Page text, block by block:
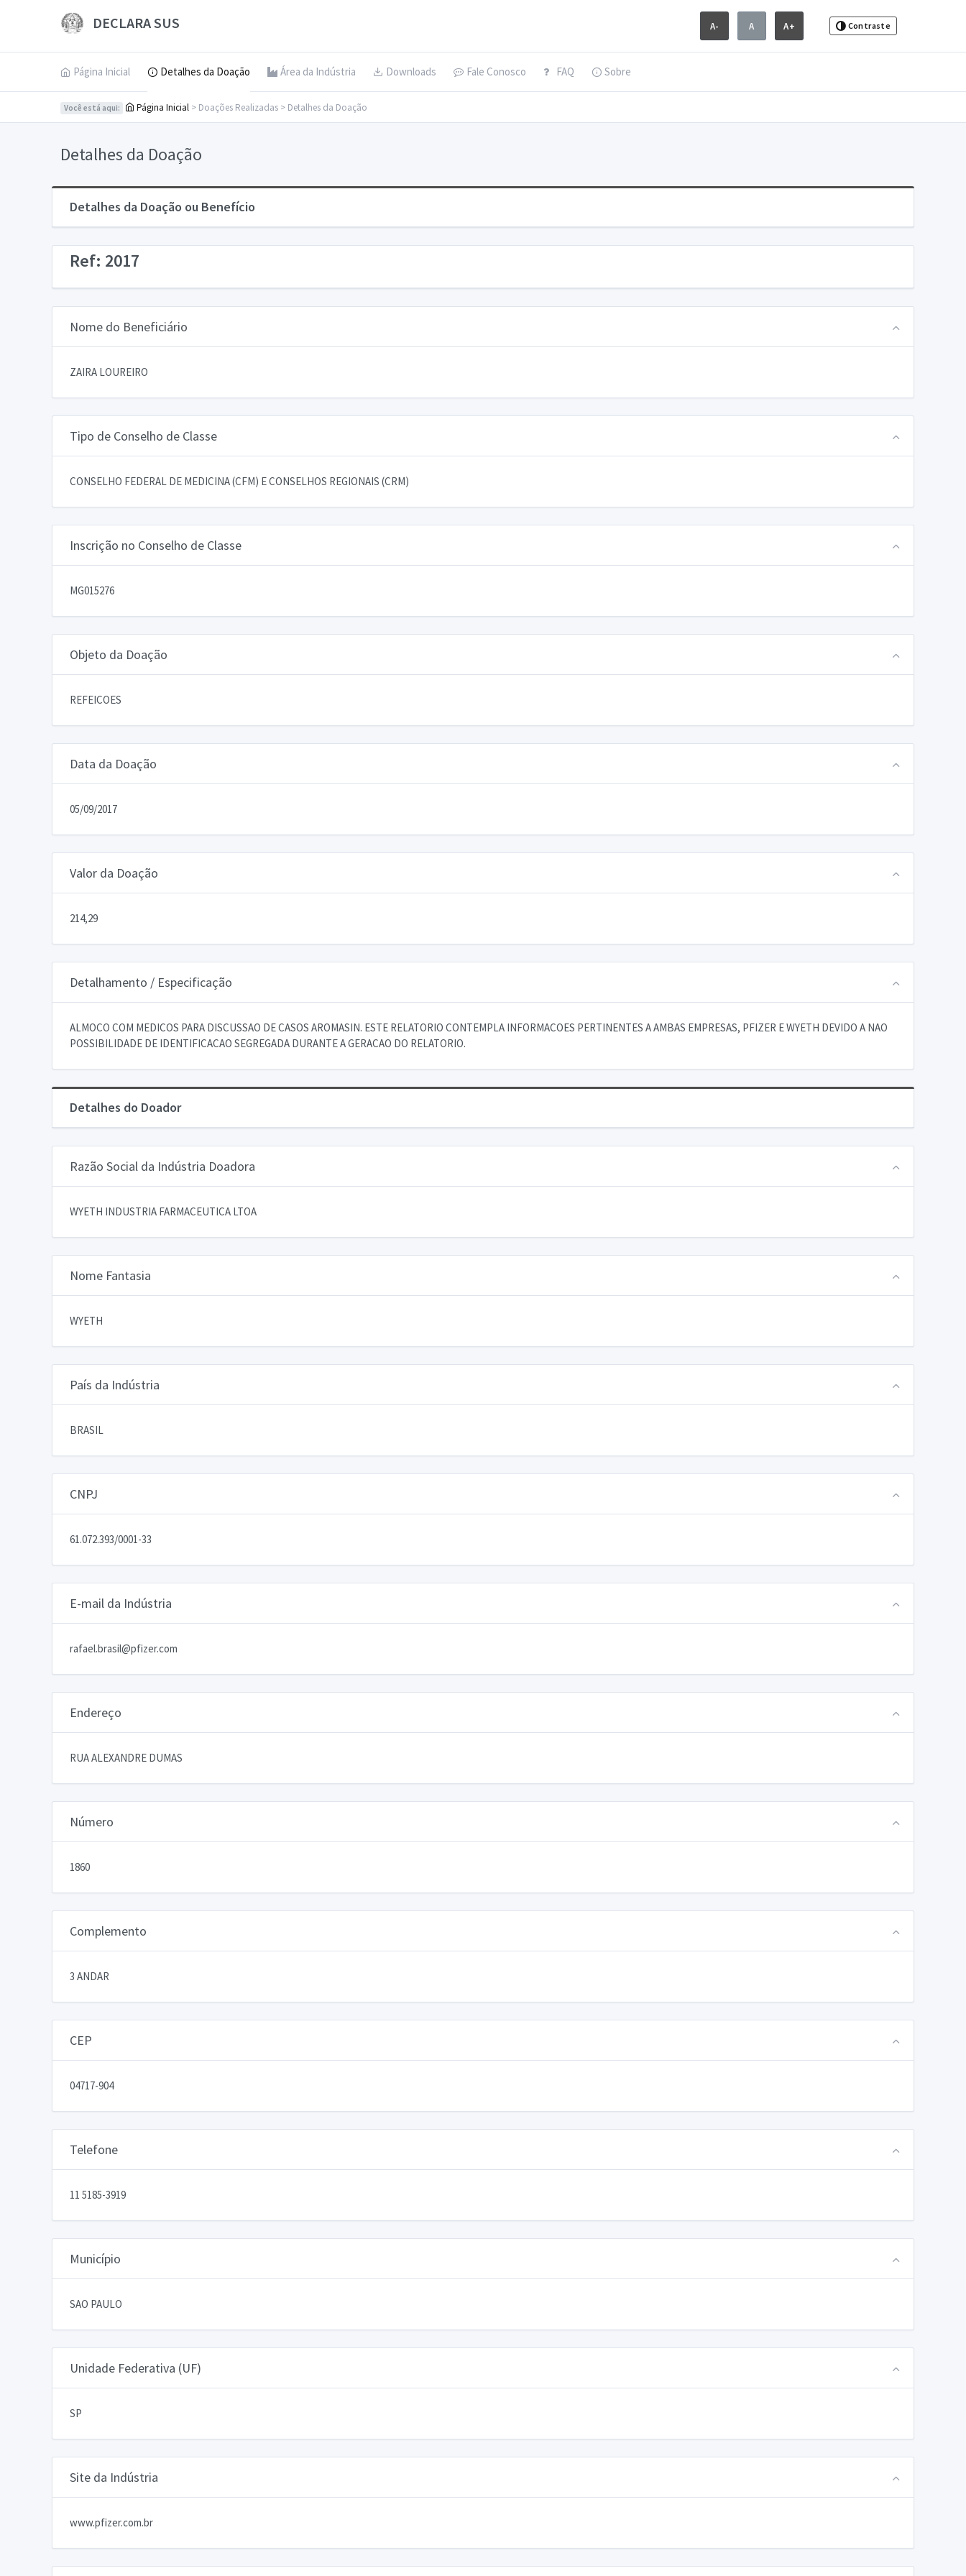
DECLARA SUS A- A A+ Contraste
Página Inicial Detalhes da Doação Área da Indústria Downloads Fale Conosco FAQ Sobre
Você está aqui: Página Inicial > Doações Realizadas > Detalhes da Doação
Detalhes da Doação
Detalhes da Doação ou Benefício
Ref: 2017
Nome do Beneficiário
ZAIRA LOUREIRO
Tipo de Conselho de Classe
CONSELHO FEDERAL DE MEDICINA (CFM) E CONSELHOS REGIONAIS (CRM)
Inscrição no Conselho de Classe
MG015276
Objeto da Doação
REFEICOES
Data da Doação
05/09/2017
Valor da Doação
214,29
Detalhamento / Especificação
ALMOCO COM MEDICOS PARA DISCUSSAO DE CASOS AROMASIN. ESTE RELATORIO CONTEMPLA INFORMACOES PERTINENTES A AMBAS EMPRESAS, PFIZER E WYETH DEVIDO A NAO
POSSIBILIDADE DE IDENTIFICACAO SEGREGADA DURANTE A GERACAO DO RELATORIO.
Detalhes do Doador
Razão Social da Indústria Doadora
WYETH INDUSTRIA FARMACEUTICA LTOA
Nome Fantasia
WYETH
País da Indústria
BRASIL
CNPJ
61.072.393/0001-33
E-mail da Indústria
rafael.brasil@pfizer.com
Endereço
RUA ALEXANDRE DUMAS
Número
1860
Complemento
3 ANDAR
CEP
04717-904
Telefone
11 5185-3919
Município
SAO PAULO
Unidade Federativa (UF)
SP
Site da Indústria
www.pfizer.com.br